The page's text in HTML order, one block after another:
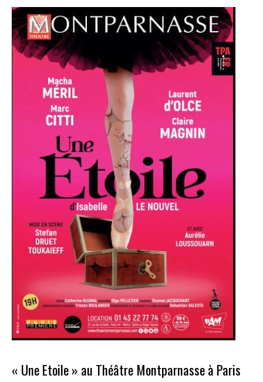
« Une Etoile » au Théâtre Montparnasse à Paris
«
Une
Etoile
»
Montparnasse